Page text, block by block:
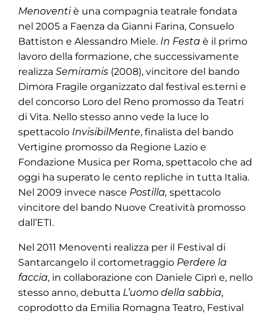
Menoventiè una compagnia teatrale fondata
nel 2005 a Faenza da Gianni Farina, Consuelo
Battiston e Alessandro Miele. In Festa è il primo
lavoro della formazione, che successivamente
realizza Semiramis (2008), vincitore del bando
Dimora Fragile organizzato dal festival es.terni e
del concorso Loro del Reno promosso da Teatri
di Vita. Nello stesso anno vede la luce lo
spettacolo InvisibilMente, finalista del bando
Vertigine promosso da Regione Lazio e
Fondazione Musica per Roma, spettacolo che ad
oggi ha superato le cento repliche in tutta Italia.
Nel 2009 invece nasce Postilla, spettacolo
vincitore del bando Nuove Creatività promosso
dall’ETI.
Nel 2011 Menoventi realizza per il Festival di
Santarcangelo il cortometraggio Perdere la
faccia, in collaborazione con Daniele Ciprì e, nello
stesso anno, debutta L’uomo della sabbia,
coprodotto da Emilia Romagna Teatro, Festival